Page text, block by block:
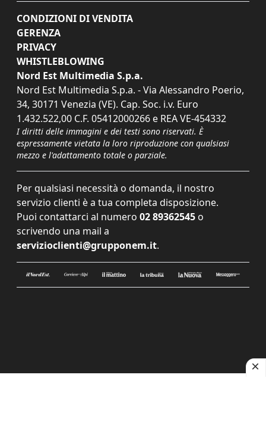
CONDIZIONI DI VENDITA
GERENZA
PRIVACY
WHISTLEBLOWING
Nord Est Multimedia S.p.a.
Nord Est Multimedia S.p.a. - Via Alessandro Poerio,
34, 30171 Venezia (VE). Cap. Soc. i.v. Euro
1.432.522,00 C.F. 05412000266 e REA VE-454332
I diritti delle immagini e dei testi sono riservati. È
espressamente vietata la loro riproduzione con qualsiasi
mezzo e l'adattamento totale o parziale.
Per qualsiasi necessità o domanda, il nostro
servizio clienti è a tua completa disposizione.
Puoi contattarci al numero 02 89362545 o
scrivendo una mail a
servizioclienti@grupponem.it.